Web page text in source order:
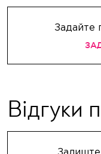
Задайте
Відгуки